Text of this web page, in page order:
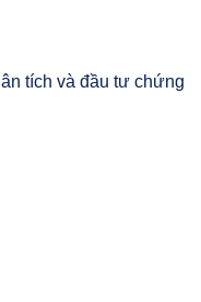
tích và đầu tư chứng